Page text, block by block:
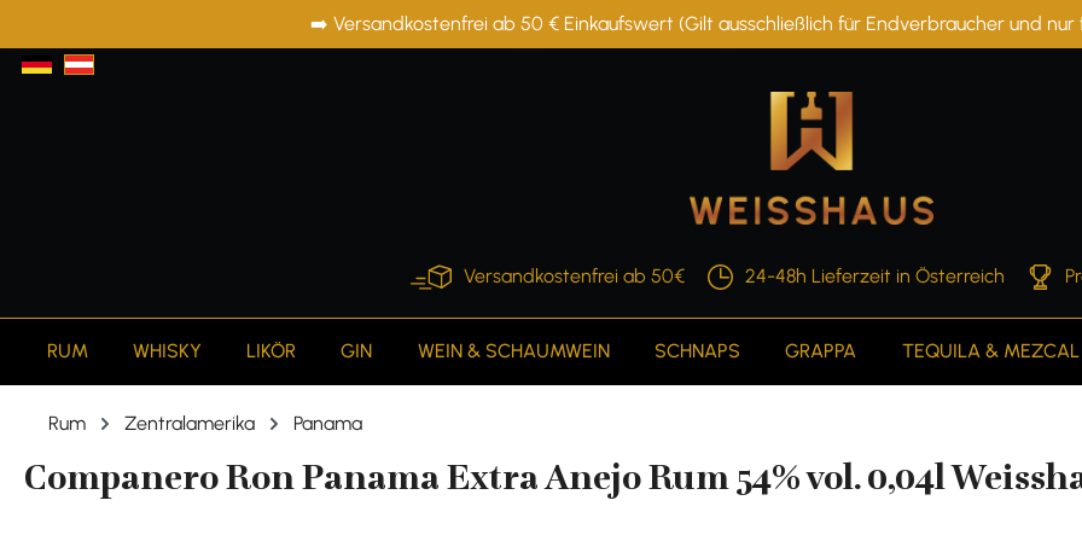
Zur Hauptnavigation springen➡️ Versandkostenfrei ab 50 € Einkaufswert (Gilt ausschließlich für Endverbraucher und
Versandkostenfrei ab 50€ 24-48h Lieferzeit in Österreich
RUM WHISKY LIKÖR GIN WEIN & SCHAUMWEIN SCHNAPS GRAPPA TEQUILA & MEZCAL
Rum Zentralamerika Panama
Companero Ron Panama Extra Anejo Rum 54% vol. 0,04l